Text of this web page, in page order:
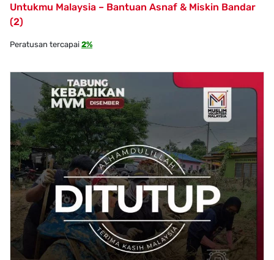
Untukmu Malaysia – Bantuan Asnaf & Miskin Bandar
(2)
Peratusan tercapai 2%